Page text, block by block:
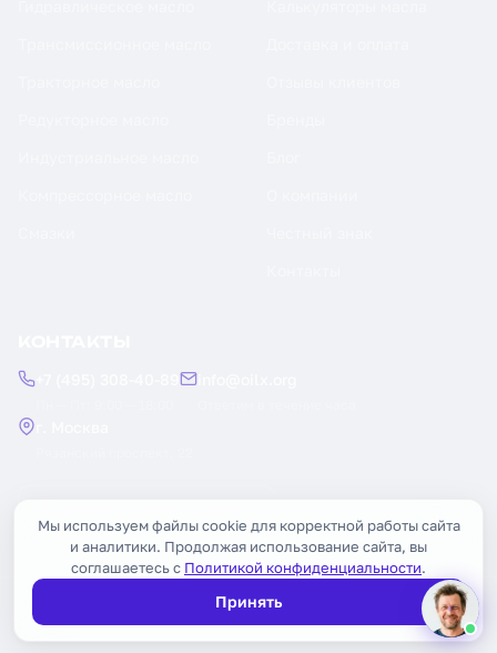
© 2026 OILX. Все права защищены.
Политика конфиденциальности
Мы используем файлы cookie для корректной работы сайта
и аналитики. Продолжая использование сайта, вы
соглашаетесь с Политикой конфиденциальности.
Принять